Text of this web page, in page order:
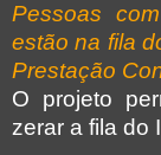
Pessoas
estão na fila
Prestação
O projeto
zerar a fila do